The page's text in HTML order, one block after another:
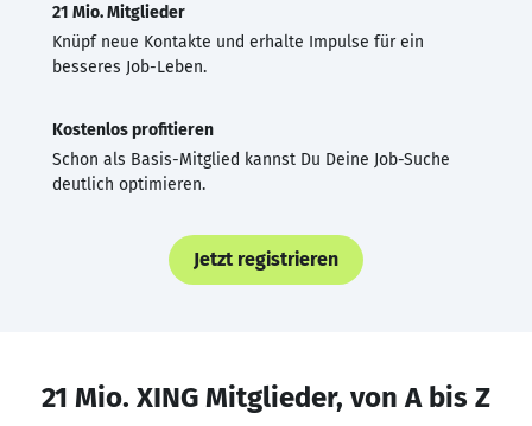
21 Mio. Mitglieder
Knüpf neue Kontakte und erhalte Impulse für ein
besseres Job-Leben.
Kostenlos profitieren
Schon als Basis-Mitglied kannst Du Deine Job-Suche
deutlich optimieren.
Jetzt registrieren
21 Mio. XING Mitglieder, von A bis Z